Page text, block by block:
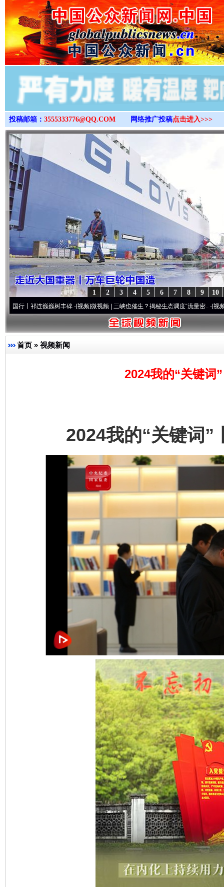
>
投稿邮箱： 3555333776@QQ.COM 网络推广投稿点击进入>>>
10
9
8
7
6
5
4
3
2
1
巍巍树丰碑·[视频]微视频 | 三峡也催生？揭秘生态调度“流量密..·[视频]廉洁文化中
首页 » 视频新闻
2024我的“关键词
2024我的“关键词”
完善运行机制助力责任有效落实
东山县通报“牛蛙产品抗生素超标问题” 法